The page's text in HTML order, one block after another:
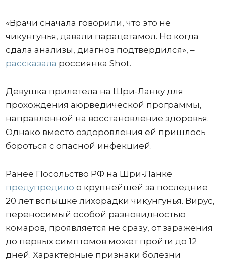
«Врачи сначала говорили, что это не
чикунгунья, давали парацетамол. Но когда
сдала анализы, диагноз подтвердился», –
рассказала россиянка Shot.
Девушка прилетела на Шри-Ланку для
прохождения аюрведической программы,
направленной на восстановление здоровья.
Однако вместо оздоровления ей пришлось
бороться с опасной инфекцией.
Ранее Посольство РФ на Шри-Ланке
предупредило о крупнейшей за последние
20 лет вспышке лихорадки чикунгунья. Вирус,
переносимый особой разновидностью
комаров, проявляется не сразу, от заражения
до первых симптомов может пройти до 12
дней. Характерные признаки болезни